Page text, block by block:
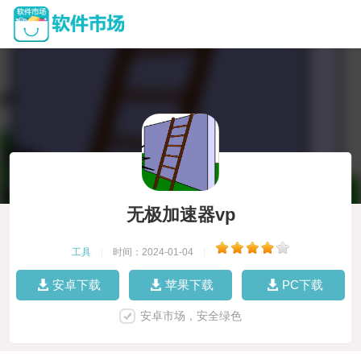
无极加速器vp
工具 时间：2024-01-04
安卓下载 苹果下载 PC下载
安卓市场，安全绿色